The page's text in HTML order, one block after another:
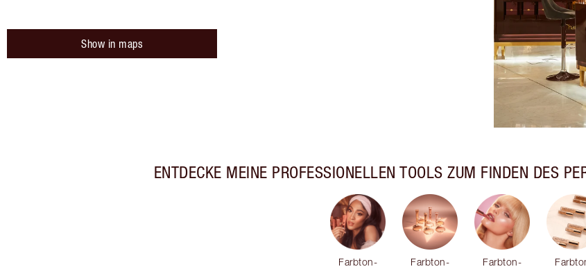
Show in maps
ENTDECKE MEINE PROFESSIONELLEN TOOLS ZUM FINDEN DES
Farbton-
Farbton-
Farbton-